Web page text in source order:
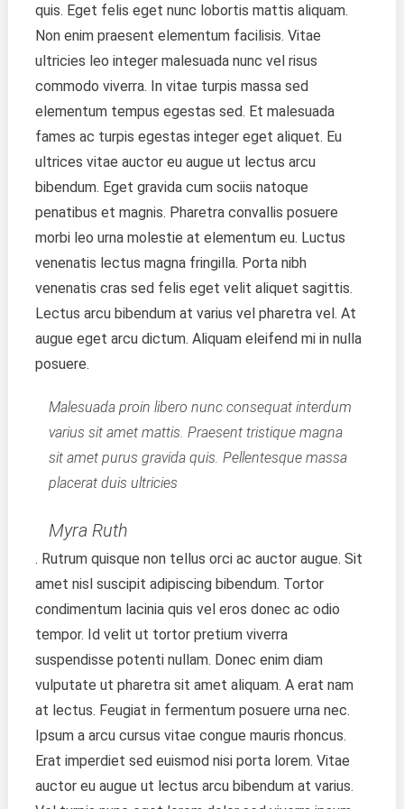
quis. Eget felis eget nunc lobortis mattis aliquam.
Non enim praesent elementum facilisis. Vitae
ultricies leo integer malesuada nunc vel risus
commodo viverra. In vitae turpis massa sed
elementum tempus egestas sed. Et malesuada
fames ac turpis egestas integer eget aliquet. Eu
ultrices vitae auctor eu augue ut lectus arcu
bibendum. Eget gravida cum sociis natoque
penatibus et magnis. Pharetra convallis posuere
morbi leo urna molestie at elementum eu. Luctus
venenatis lectus magna fringilla. Porta nibh
venenatis cras sed felis eget velit aliquet sagittis.
Lectus arcu bibendum at varius vel pharetra vel. At
augue eget arcu dictum. Aliquam eleifend mi in nulla
posuere.
Malesuada proin libero nunc consequat interdum
varius sit amet mattis. Praesent tristique magna
sit amet purus gravida quis. Pellentesque massa
placerat duis ultricies
Myra Ruth
. Rutrum quisque non tellus orci ac auctor augue. Sit
amet nisl suscipit adipiscing bibendum. Tortor
condimentum lacinia quis vel eros donec ac odio
tempor. Id velit ut tortor pretium viverra
suspendisse potenti nullam. Donec enim diam
vulputate ut pharetra sit amet aliquam. A erat nam
at lectus. Feugiat in fermentum posuere urna nec.
Ipsum a arcu cursus vitae congue mauris rhoncus.
Erat imperdiet sed euismod nisi porta lorem. Vitae
auctor eu augue ut lectus arcu bibendum at varius.